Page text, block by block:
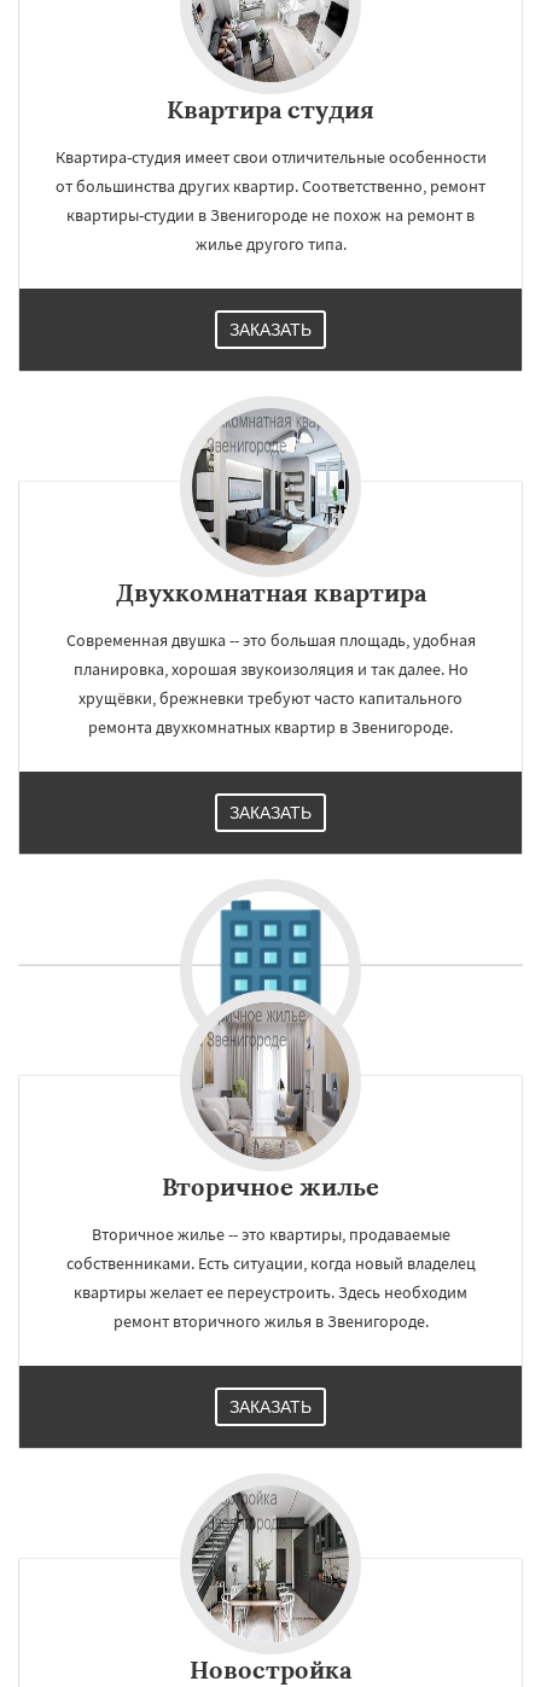
Квартира студия
Квартира-студия имеет свои отличительные особенности
от большинства других квартир. Соответственно, ремонт
квартиры-студии в Звенигороде не похож на ремонт в
жилье другого типа.
ЗАКАЗАТЬ
Двухкомнатная квартира
Современная двушка -- это большая площадь, удобная
планировка, хорошая звукоизоляция и так далее. Но
хрущёвки, брежневки требуют часто капитального
ремонта двухкомнатных квартир в Звенигороде.
ЗАКАЗАТЬ
Вторичное жилье
Вторичное жилье -- это квартиры, продаваемые
собственниками. Есть ситуации, когда новый владелец
квартиры желает ее переустроить. Здесь необходим
ремонт вторичного жилья в Звенигороде.
ЗАКАЗАТЬ
Новостройка